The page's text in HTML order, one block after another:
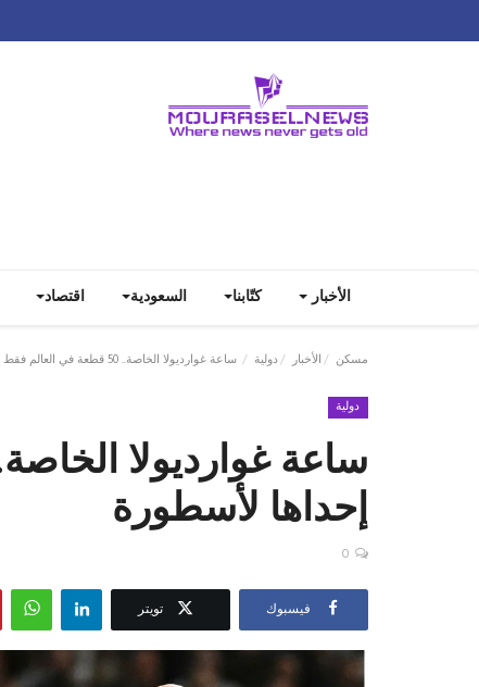
الأخبار كتّابنا السعودية اقتصاد
مسكن الأخبار دولية ساعة غوارديولا الخاصة.. 50 قطعة في العالم فقط إحداها لأسطورة
دولية
إحداها لأسطورة
0
فيسبوك تويتر